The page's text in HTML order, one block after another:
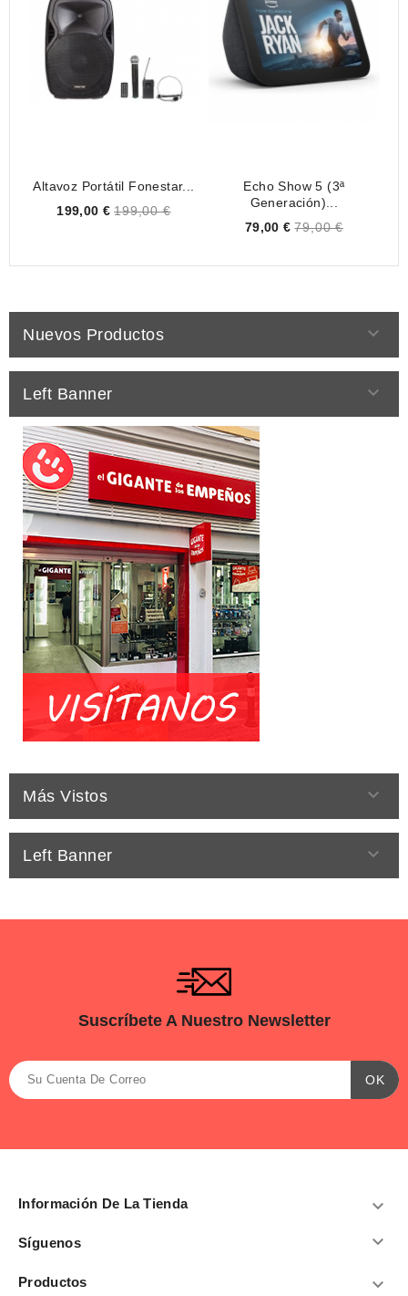
Altavoz Portátil Fonestar...
Price
199,00 € 199,00 €
Echo Show 5 (3ª
Generación)...
Price
79,00 € 79,00 €
Nuevos Productos 
Left Banner 
Más Vistos 
Left Banner 
Suscríbete A Nuestro Newsletter
Información De La Tienda 
Síguenos 
Productos 